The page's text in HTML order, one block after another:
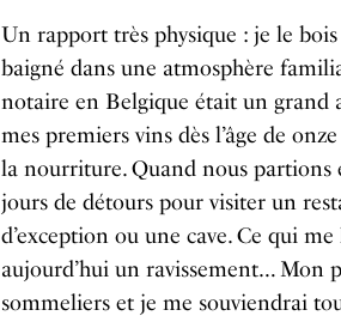
Un rapport très physique : je le
baigné dans une atmosphère
notaire en Belgique était un grand
mes premiers vins dès l’âge de
la nourriture. Quand nous partions
jours de détours pour visiter un
d’exception ou une cave. Ce qui
aujourd’hui un ravissement… Mon
sommeliers et je me souviendrai